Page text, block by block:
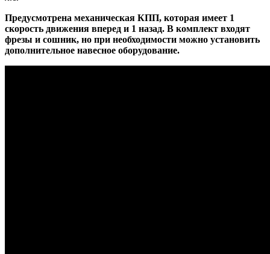
Предусмотрена механическая КПП, которая имеет 1
скорость движения вперед и 1 назад. В комплект входят
фрезы и сошник, но при необходимости можно установить
дополнительное навесное оборудование.